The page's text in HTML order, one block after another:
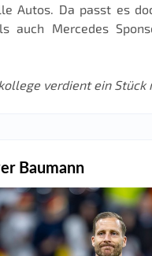
Autos. Da passt es
auch Mercedes
verdient ein Stück
Baumann